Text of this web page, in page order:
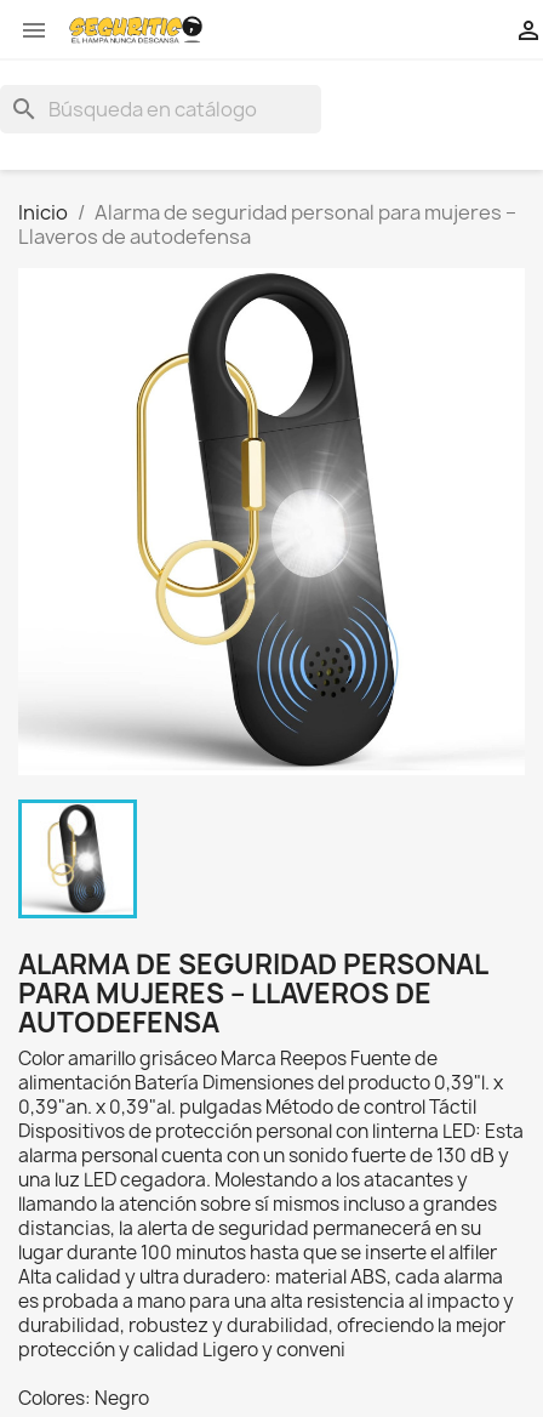
 
search
Inicio
Alarma de seguridad personal para mujeres –
Llaveros de autodefensa
ALARMA DE SEGURIDAD PERSONAL
PARA MUJERES – LLAVEROS DE
AUTODEFENSA
Color amarillo grisáceo Marca Reepos Fuente de
alimentación Batería Dimensiones del producto 0,39"l. x
0,39"an. x 0,39"al. pulgadas Método de control Táctil
Dispositivos de protección personal con linterna LED: Esta
alarma personal cuenta con un sonido fuerte de 130 dB y
una luz LED cegadora. Molestando a los atacantes y
llamando la atención sobre sí mismos incluso a grandes
distancias, la alerta de seguridad permanecerá en su
lugar durante 100 minutos hasta que se inserte el alfiler
Alta calidad y ultra duradero: material ABS, cada alarma
es probada a mano para una alta resistencia al impacto y
durabilidad, robustez y durabilidad, ofreciendo la mejor
protección y calidad Ligero y conveni
Colores: Negro